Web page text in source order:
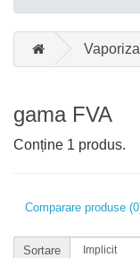
gama FVA
Conține 1 produs.
Comparare produse
Sortare